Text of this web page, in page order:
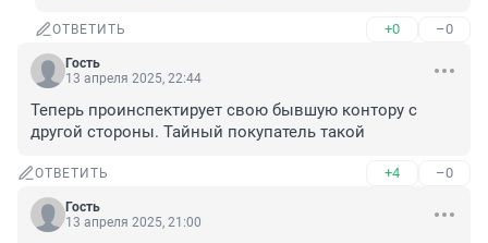
ОТВЕТИТЬ +0 –0
Гость
13 апреля 2025, 22:44
Теперь проинспектирует свою бывшую контору с
другой стороны. Тайный покупатель такой
ОТВЕТИТЬ +4 –0
Гость
13 апреля 2025, 21:00